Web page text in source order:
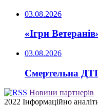
03.08.2026
«Ігри
03.08.2026
Смертельна
Новини партнерів
2022 Інформаційно